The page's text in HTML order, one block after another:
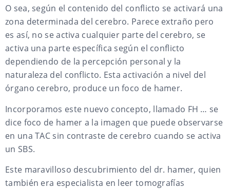
O sea, según el contenido del conflicto se activará una
zona determinada del cerebro. Parece extraño pero
es así, no se activa cualquier parte del cerebro, se
activa una parte específica según el conflicto
dependiendo de la percepción personal y la
naturaleza del conflicto. Esta activación a nivel del
órgano cerebro, produce un foco de hamer.
Incorporamos este nuevo concepto, llamado FH … se
dice foco de hamer a la imagen que puede observarse
en una TAC sin contraste de cerebro cuando se activa
un SBS.
Este maravilloso descubrimiento del dr. hamer, quien
también era especialista en leer tomografías